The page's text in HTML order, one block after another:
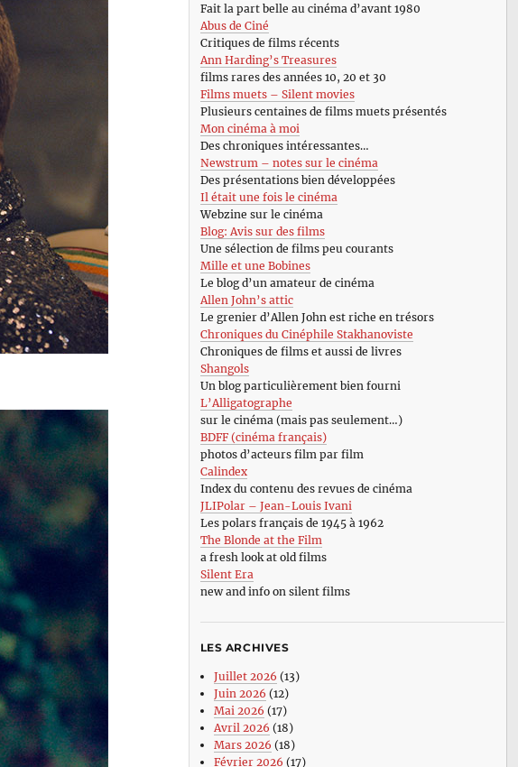
Fait la part belle au cinéma d’avant 1980
Abus de Ciné
Critiques de films récents
Ann Harding’s Treasures
films rares des années 10, 20 et 30
Films muets – Silent movies
Plusieurs centaines de films muets présentés
Mon cinéma à moi
Des chroniques intéressantes…
Newstrum – notes sur le cinéma
Des présentations bien développées
Il était une fois le cinéma
Webzine sur le cinéma
Blog: Avis sur des films
Une sélection de films peu courants
Mille et une Bobines
Le blog d’un amateur de cinéma
Allen John’s attic
Le grenier d’Allen John est riche en trésors
Chroniques du Cinéphile Stakhanoviste
Chroniques de films et aussi de livres
Shangols
Un blog particulièrement bien fourni
L’Alligatographe
sur le cinéma (mais pas seulement…)
BDFF (cinéma français)
photos d’acteurs film par film
Calindex
Index du contenu des revues de cinéma
JLIPolar – Jean-Louis Ivani
Les polars français de 1945 à 1962
The Blonde at the Film
a fresh look at old films
Silent Era
new and info on silent films
LES ARCHIVES
Juillet 2026 (13)
Juin 2026 (12)
Mai 2026 (17)
Avril 2026 (18)
Mars 2026 (18)
Février 2026 (17)